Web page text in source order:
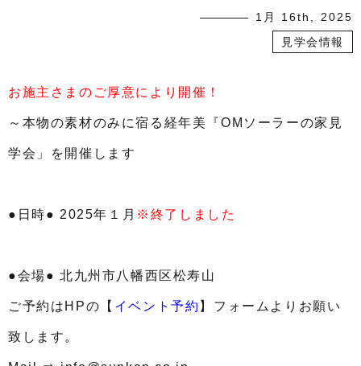
1月 16th, 2025
見学会情報
お施主さまのご厚意により開催！
～本物の素材のみに宿る経年美『OMソーラーの家見
学会」を開催します
●日時● 2025年１月 ※終了しました
●会場● 北九州市八幡西区松寿山
ご予約はHPの【 イベント予約 】フォームよりお願い
致します。